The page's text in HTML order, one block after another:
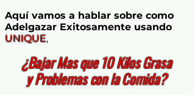
Aquí vamos a hablar sobre como
Adelgazar Exitosamente usando
UNIQUE,
¿Bajar Mas que 10 Kilos Grasa
y Problemas con la Comida?